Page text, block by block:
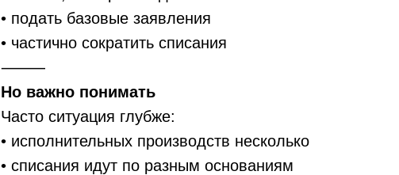
• подать базовые заявления
• частично сократить списания
⸻
Но важно понимать
Часто ситуация глубже:
• исполнительных производств несколько
• списания идут по разным основаниям